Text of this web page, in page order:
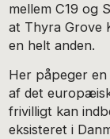
mellem C19 og
at Thyra Grove
en helt anden.
Her påpeger
af det
frivilligt kan
eksisteret i